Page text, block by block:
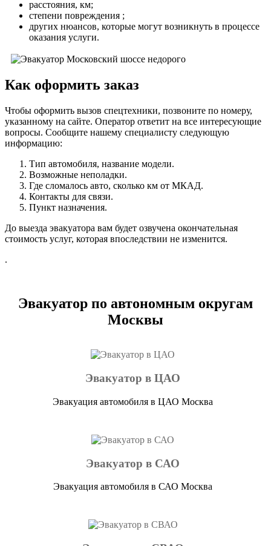
расстояния, км;
степени повреждения ;
других нюансов, которые могут возникнуть в процессе
оказания услуги.
Как оформить заказ
Чтобы оформить вызов спецтехники, позвоните по номеру,
указанному на сайте. Оператор ответит на все интересующие
вопросы. Сообщите нашему специалисту следующую
информацию:
Тип автомобиля, название модели.
Возможные неполадки.
Где сломалось авто, сколько км от МКАД.
Контакты для связи.
Пункт назначения.
До выезда эвакуатора вам будет озвучена окончательная
стоимость услуг, которая впоследствии не изменится.
.
Эвакуатор по автономным округам
Москвы
Эвакуатор в ЦАО
Эвакуация автомобиля в ЦАО Москва
Эвакуатор в САО
Эвакуация автомобиля в САО Москва